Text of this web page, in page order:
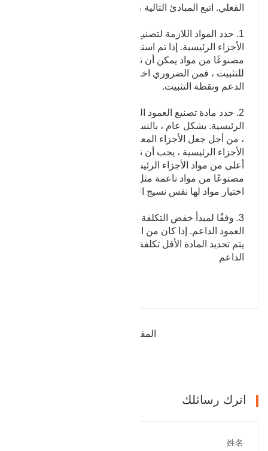
الفعلي. اتبع المبادئ التالية بشكل أساسي:
1. حدد المواد اللازمة لتصنيع العمود الداعم وفقًا لاستخدام
الأجزاء الرئيسية. إذا تم استخدامه للدعم ، فيجب أن يكون
مصنوعًا من مواد يمكن أن تتحمل الدعم. إذا تم استخدامه
للتثبيت ، فمن الضروري اختيار المواد المناسبة لحام عمود
الدعم ونقطة التثبيت.
2. حدد مادة تصنيع العمود الداعم وفقًا لمواد الأجزاء
الرئيسية. بشكل عام ، بالنسبة للأجزاء الفولاذية الرئيسية
، من أجل جعل الأجزاء المعدة لها نفس عمر الخدمة مثل
الأجزاء الرئيسية ، يجب أن تكون مواد الأجزاء مساوية أو
أعلى من مواد الأجزاء الرئيسية ؛ إذا كان الجسم الرئيسي
مصنوعًا من مواد ناعمة مثل البلاستيك ، فيمكنك أيضًا
اختيار مواد لها نفس نسيج الجسم الرئيسي أو أعلى منه.
3. وفقًا لمبدأ خفض التكلفة ، حدد المواد اللازمة لتصنيع
العمود الداعم. إذا كان من الممكن تحقيق نفس الغرض ،
يتم تحديد المادة الأقل تكلفة بشكل عام لتصنيع العمود
الداعم
المقالة السابقة : المعدات الهيدروليكية
اترك رسائلك
姓名